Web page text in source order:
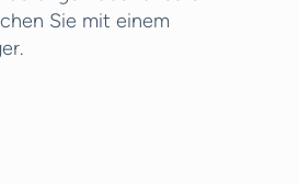
Sie mit einem